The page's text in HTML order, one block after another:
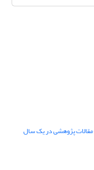
پژوهشی در یک سال